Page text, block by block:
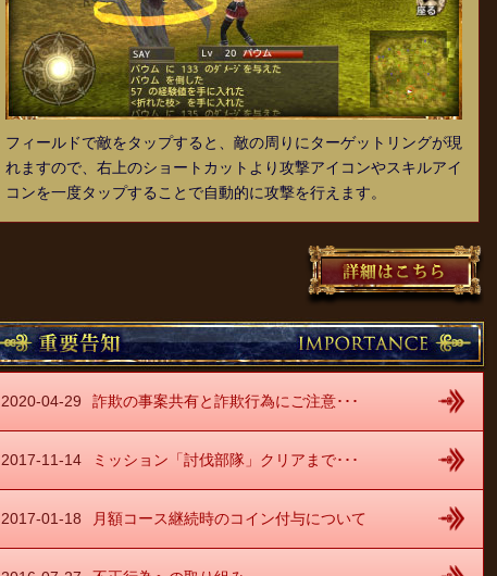
フィールドで敵をタップすると、敵の周りにターゲットリングが現
れますので、右上のショートカットより攻撃アイコンやスキルアイ
コンを一度タップすることで自動的に攻撃を行えます。
2020-04-29 詐欺の事案共有と詐欺行為にご注意･･･
2017-11-14 ミッション「討伐部隊」クリアまで･･･
2017-01-18 月額コース継続時のコイン付与について